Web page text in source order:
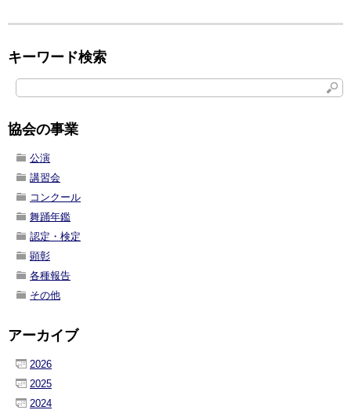
キーワード検索
協会の事業
公演
講習会
コンクール
舞踊年鑑
認定・検定
顕彰
各種報告
その他
アーカイブ
2026
2025
2024